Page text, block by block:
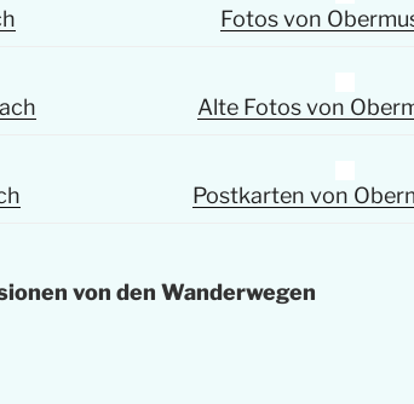
Fotos von
Alte Fotos von
Postkarten von
von den Wanderwegen